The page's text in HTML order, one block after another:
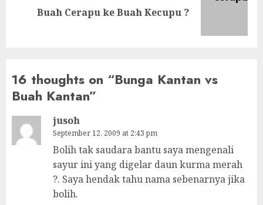
NextBuah Cerapu ke Buah Kecupu ?
16 thoughts on “Bunga Kantan vs
Buah Kantan”
jusoh
September 12, 2009 at 2:43 pm
Bolih tak saudara bantu saya mengenali
sayur ini yang digelar daun kurma merah
?. Saya hendak tahu nama sebenarnya jika
bolih.